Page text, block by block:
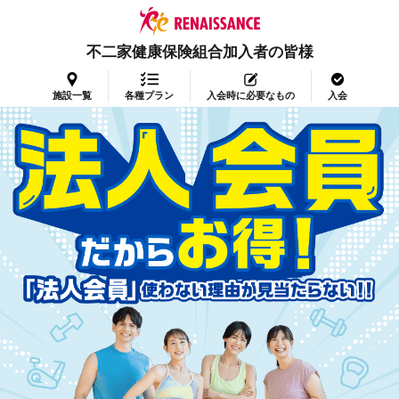
不二家健康保険組合加入者の皆様
施設一覧 各種プラン 入会時に必要なもの 入会